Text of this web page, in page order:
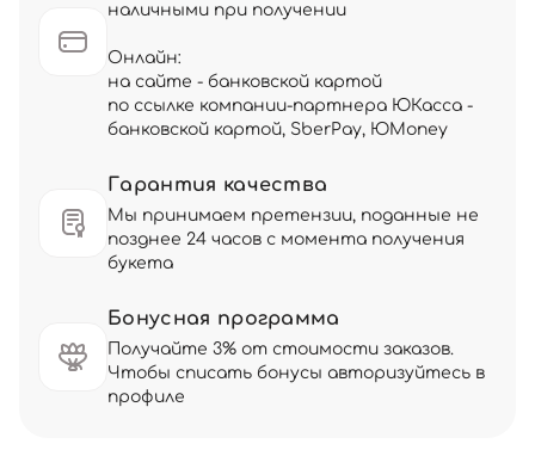
наличными при получении
Онлайн:
на сайте - банковской картой
по ссылке компании-партнера ЮКасса -
банковской картой, SberPay, ЮMoney
Гарантия качества
Мы принимаем претензии, поданные не
позднее 24 часов с момента получения
букета
Бонусная программа
Получайте 3% от стоимости заказов.
Чтобы списать бонусы авторизуйтесь в
профиле